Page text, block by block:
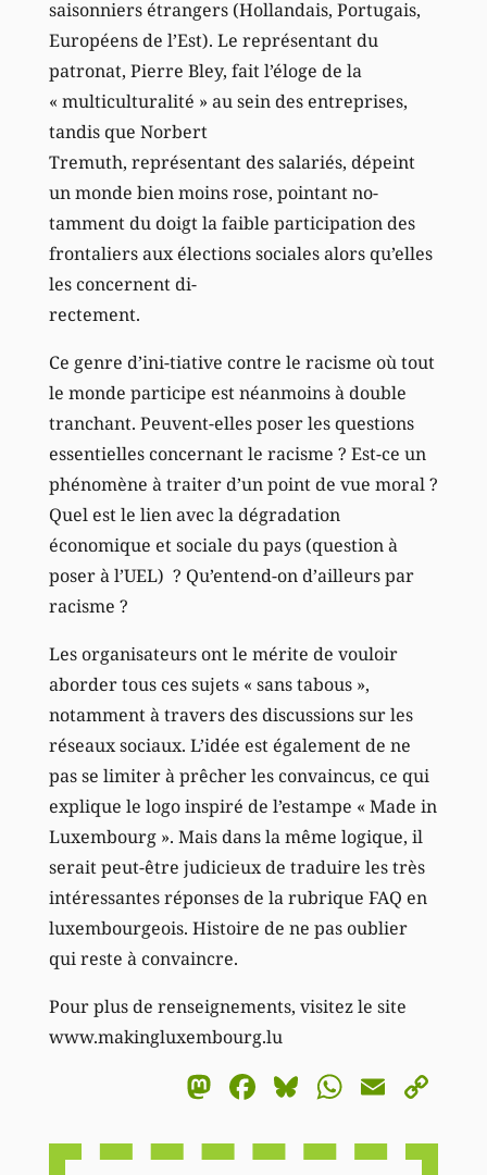
saisonniers étrangers (Hollandais, Portugais,
Européens de l’Est). Le représentant du
patronat, Pierre Bley, fait l’éloge de la
« multiculturalité » au sein des entreprises,
tandis que Norbert
Tremuth, représentant des salariés, dépeint
un monde bien moins rose, pointant no-
tamment du doigt la faible participation des
frontaliers aux élections sociales alors qu’elles
les concernent di-
rectement.
Ce genre d’ini-tiative contre le racisme où tout
le monde participe est néanmoins à double
tranchant. Peuvent-elles poser les questions
essentielles concernant le racisme ? Est-ce un
phénomène à traiter d’un point de vue moral ?
Quel est le lien avec la dégradation
économique et sociale du pays (question à
poser à l’UEL) ? Qu’entend-on d’ailleurs par
racisme ?
Les organisateurs ont le mérite de vouloir
aborder tous ces sujets « sans tabous »,
notamment à travers des discussions sur les
réseaux sociaux. L’idée est également de ne
pas se limiter à prêcher les convaincus, ce qui
explique le logo inspiré de l’estampe « Made in
Luxembourg ». Mais dans la même logique, il
serait peut-être judicieux de traduire les très
intéressantes réponses de la rubrique FAQ en
luxembourgeois. Histoire de ne pas oublier
qui reste à convaincre.
Pour plus de renseignements, visitez le site
www.makingluxembourg.lu
Mastodon
Facebook
BlueskyEmail